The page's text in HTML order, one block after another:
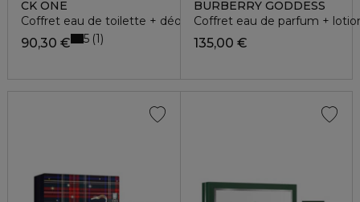
CK ONE
Coffret eau de toilette + déodorant vaporisateur
90,30 € 5 1
BURBERRY GODDESS
Coffret eau de parfum +
135,00 €